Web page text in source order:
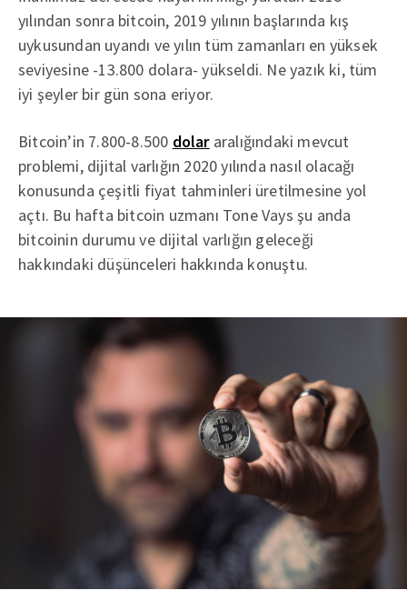
yılından sonra bitcoin, 2019 yılının başlarında kış
uykusundan uyandı ve yılın tüm zamanları en yüksek
seviyesine -13.800 dolara- yükseldi. Ne yazık ki, tüm
iyi şeyler bir gün sona eriyor.
Bitcoin’in 7.800-8.500 dolararalığındaki mevcut
problemi, dijital varlığın 2020 yılında nasıl olacağı
konusunda çeşitli fiyat tahminleri üretilmesine yol
açtı. Bu hafta bitcoin uzmanı Tone Vays şu anda
bitcoinin durumu ve dijital varlığın geleceği
hakkındaki düşünceleri hakkında konuştu.